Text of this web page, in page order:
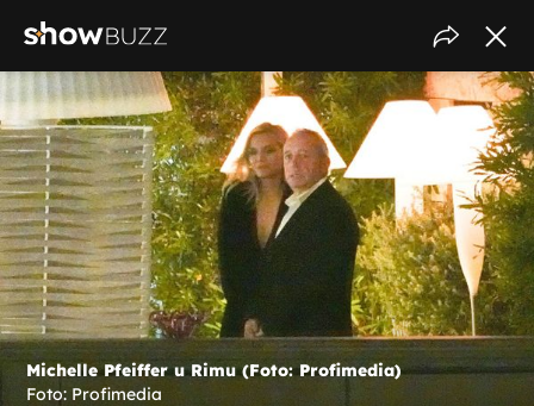
Michelle Pfeiffer u Rimu (Foto: Profimedia)
Foto: Profimedia